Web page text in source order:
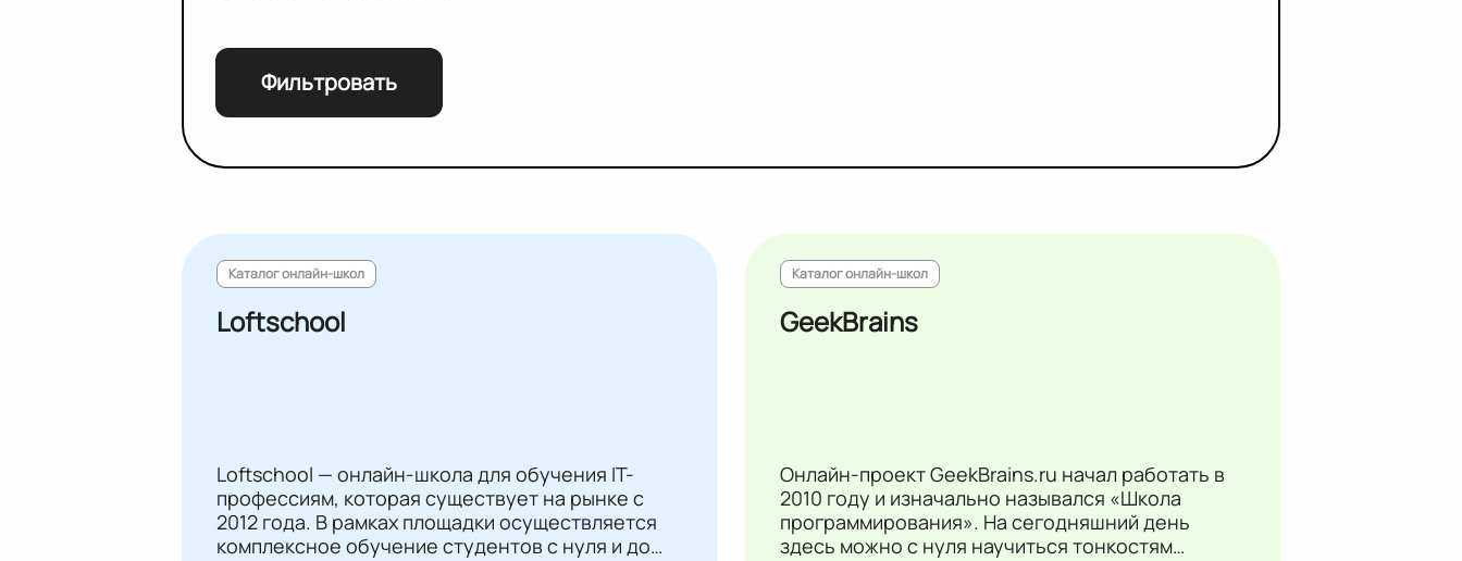
Фильтровать
Каталог онлайн-школ
Loftschool
Loftschool — онлайн-школа для обучения IT-
профессиям, которая существует на рынке с
2012 года. В рамках площадки осуществляется
комплексное обучение студентов с нуля и до
Каталог онлайн-школ
GeekBrains
Онлайн-проект GeekBrains.ru начал работать в
2010 году и изначально назывался «Школа
программирования». На сегодняшний день
здесь можно с нуля научиться тонкостям